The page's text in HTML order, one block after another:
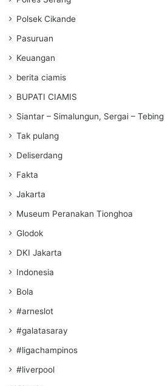
Polsek Cikande
Pasuruan
Keuangan
berita ciamis
BUPATI CIAMIS
Siantar – Simalungun, Sergai – Tebing
Tak pulang
Deliserdang
Fakta
Jakarta
Museum Peranakan Tionghoa
Glodok
DKI Jakarta
Indonesia
Bola
#arneslot
#galatasaray
#ligachampinos
#liverpool